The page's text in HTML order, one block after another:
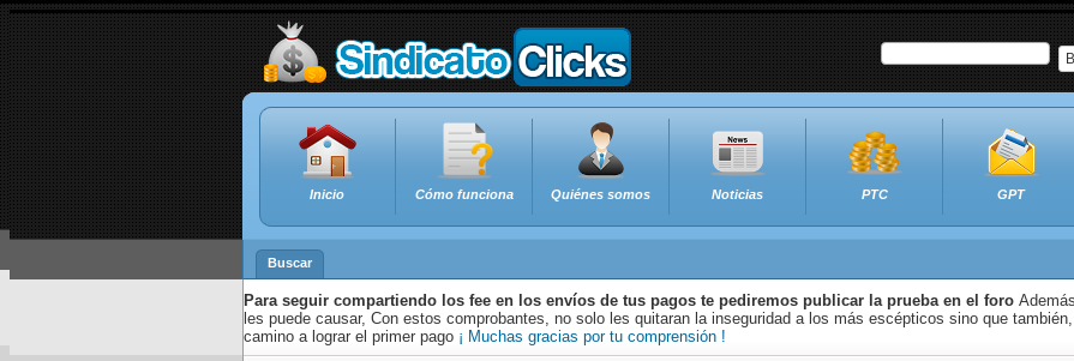
Inicio Cómo funciona Quiénes somos Noticias PTC GPT
Buscar
Para seguir compartiendo los fee en los envíos de tus pagos te pediremos publicar la prueba en el foro
les puede causar, Con estos comprobantes, no solo les quitaran la inseguridad a los más escépticos sino que
camino a lograr el primer pago ¡ Muchas gracias por tu comprensión !